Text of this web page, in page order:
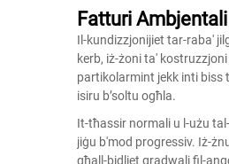
Fatturi
Il-kundizzjonijiet tar-raba'
kerb, iż-żoni ta'
partikolarmint jekk inti biss
isiru b’soltu ogħla.
It-tħassir normali u l-użu
jiġu b'mod progressiv. Iż-
għall-bidliet gradwali fil-